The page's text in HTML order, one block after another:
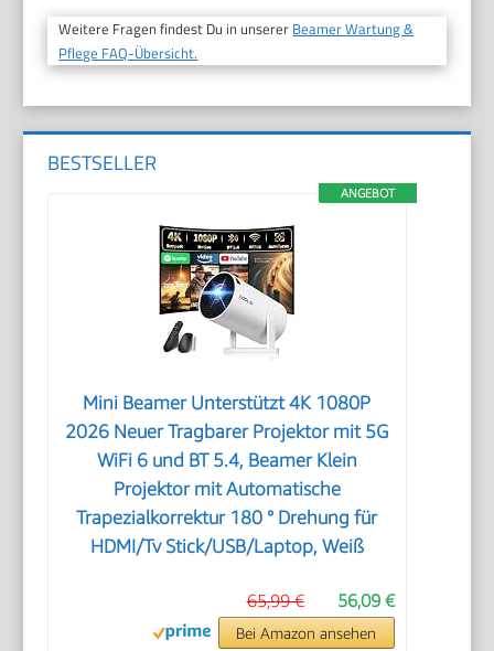
Weitere Fragen findest Du in unserer Beamer Wartung &
Pflege FAQ-Übersicht.
BESTSELLER
ANGEBOT
Mini Beamer Unterstützt 4K 1080P
2026 Neuer Tragbarer Projektor mit 5G
WiFi 6 und BT 5.4, Beamer Klein
Projektor mit Automatische
Trapezialkorrektur 180 ° Drehung für
HDMI/Tv Stick/USB/Laptop, Weiß
56,09 €
65,99 €
Bei Amazon ansehen